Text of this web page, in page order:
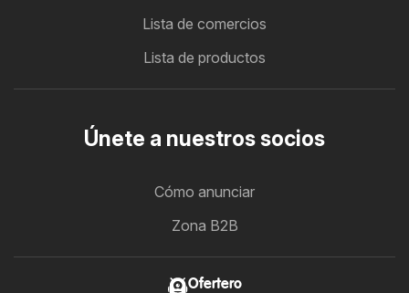
Lista de comercios
Lista de productos
Únete a nuestros socios
Cómo anunciar
Zona B2B
Ofertero